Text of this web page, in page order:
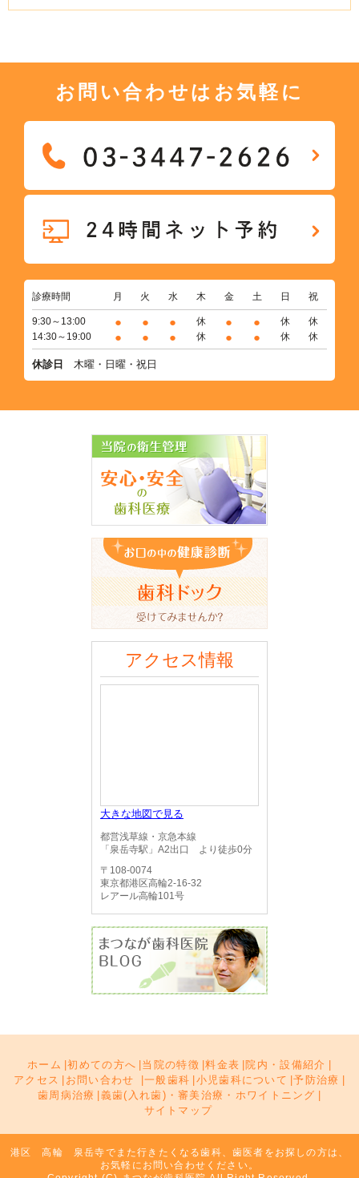
お問い合わせはお気軽に
診療時間 月 火 水 木 金 土 日 祝
9:30～13:00 ● ● ● 休 ● ● 休
休
14:30～19:00
● ● ● 休 ● ● 休 休
休診日 木曜・日曜・祝日
アクセス情報
大きな地図で見る
都営浅草線・京急本線
「泉岳寺駅」A2出口 より徒歩0分
〒108-0074
東京都港区高輪2-16-32
レアール高輪101号
ホーム |初めての方へ 当院の特徴 |料金表 院内・設備紹介
アクセス
お問い合わせ |一般歯科 小児歯科について |予防治療
歯周病治療
義歯(入れ歯)・審美治療・ホワイトニング
サイトマップ
港区 高輪 泉岳寺でまた行きたくなる歯科、歯医者をお探しの方は、
お気軽にお問い合わせください。